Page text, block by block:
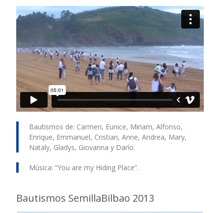
Bautismos de: Carmen, Eunice, Miriam, Alfonso,
Enrique, Emmanuel, Cristian, Anne, Andrea, Mary,
Nataly, Gladys, Giovanna y Darío.
Música: “You are my Hiding Place”.
Bautismos SemillaBilbao 2013